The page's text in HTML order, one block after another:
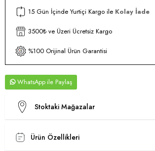
15 Gün İçinde Yurtiçi Kargo ile Kolay İade
3500₺ ve Üzeri Ücretsiz Kargo
%100 Orijinal Ürün Garantisi
WhatsApp
Stoktaki Mağazalar
Ürün Özellikleri